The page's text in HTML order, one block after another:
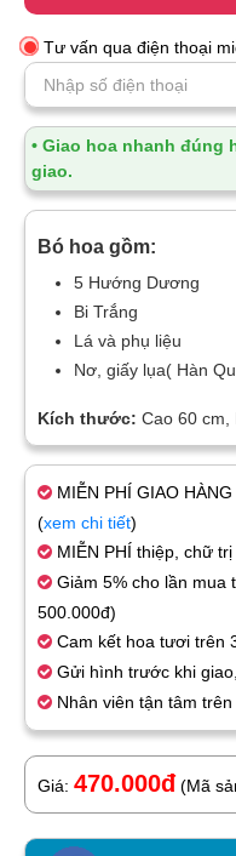
Tư vấn qua điện thoại
• Giao hoa nhanh
giao.
Bó hoa gồm:
5 Hướng Dương
Bi Trắng
Lá và phụ liệu
Nơ, giấy lụa( Hàn
Kích thước: Cao 60 cm,
MIỄN PHÍ GIAO
(xem chi tiết)
MIỄN PHÍ thiệp, chữ
Giảm 5% cho lần mua
500.000đ)
Cam kết hoa tươi trên
Gửi hình trước khi
Nhân viên tận tâm
Giá: 470.000đ (Mã